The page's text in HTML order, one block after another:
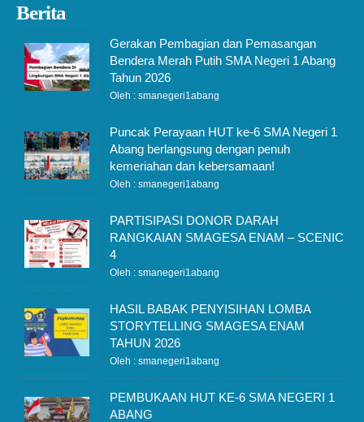
Berita
Gerakan Pembagian dan Pemasangan
Bendera Merah Putih SMA Negeri 1 Abang
Tahun 2026
Oleh : smanegeri1abang
Puncak Perayaan HUT ke-6 SMA Negeri 1
Abang berlangsung dengan penuh
kemeriahan dan kebersamaan!
Oleh : smanegeri1abang
PARTISIPASI DONOR DARAH
RANGKAIAN SMAGESA ENAM – SCENIC
4
Oleh : smanegeri1abang
HASIL BABAK PENYISIHAN LOMBA
STORYTELLING SMAGESA ENAM
TAHUN 2026
Oleh : smanegeri1abang
PEMBUKAAN HUT KE-6 SMA NEGERI 1
ABANG